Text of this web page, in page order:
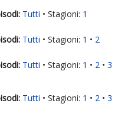
Tutti Stagioni: 1
Tutti Stagioni: 1 2
Tutti Stagioni: 1 2
3
Tutti Stagioni: 1 2
3